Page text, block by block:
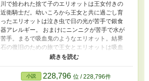
川で拾われた捨て子のエリオットは王女付きの
近衛騎士だ。幼いころから王女と共に過ごし育
ったエリオットは泣き虫で日の光が苦手で銀食
器アレルギー。 おまけにニンニクが苦手で水が
苦手。まるで吸血鬼のようなエリオット。結界
石の復旧のための旅で王女とエリオットは吸血
鬼に襲われて……。 ※小説家になろうにも投稿
しています
小説 228,796 位 / 228,796件